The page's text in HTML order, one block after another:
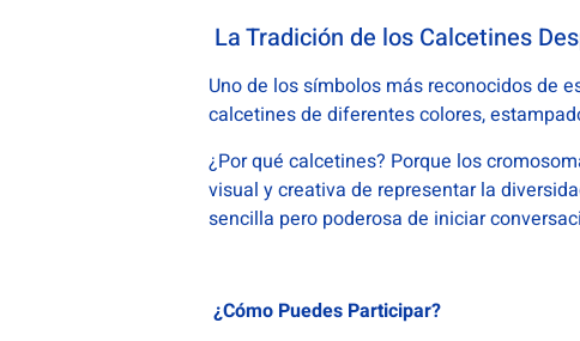
La Tradición de los Calcetines
Uno de los símbolos más reconocidos de
calcetines de diferentes colores,
¿Por qué calcetines? Porque los
visual y creativa de representar la
sencilla pero poderosa de iniciar
¿Cómo Puedes Participar?